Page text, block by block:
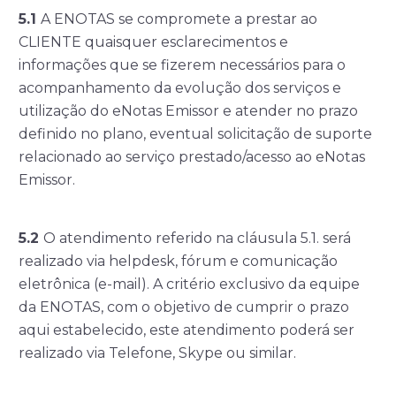
5.1 A ENOTAS se compromete a prestar ao
CLIENTE quaisquer esclarecimentos e
informações que se fizerem necessários para o
acompanhamento da evolução dos serviços e
utilização do eNotas Emissor e atender no prazo
definido no plano, eventual solicitação de suporte
relacionado ao serviço prestado/acesso ao eNotas
Emissor.
5.2 O atendimento referido na cláusula 5.1. será
realizado via helpdesk, fórum e comunicação
eletrônica (e-mail). A critério exclusivo da equipe
da ENOTAS, com o objetivo de cumprir o prazo
aqui estabelecido, este atendimento poderá ser
realizado via Telefone, Skype ou similar.